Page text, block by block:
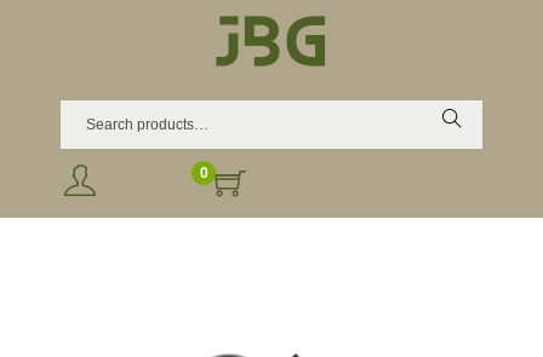
Search
0